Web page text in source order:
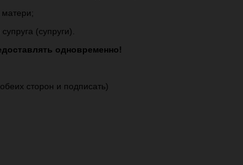
(супруги).
одновременно!
сторон и подписать)